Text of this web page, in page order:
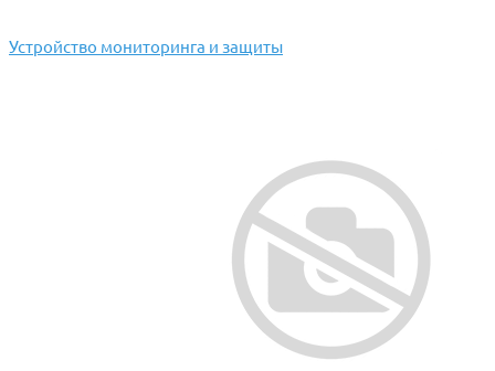
Устройство мониторинга и защиты